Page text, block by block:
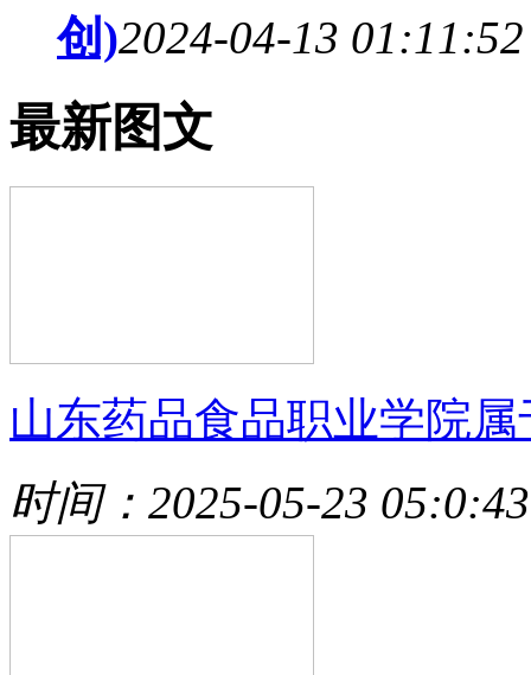
创)2024-04-13 01:11:52
最新图文
山东药品食品职业学院属
时间：2025-05-23 05:0:43